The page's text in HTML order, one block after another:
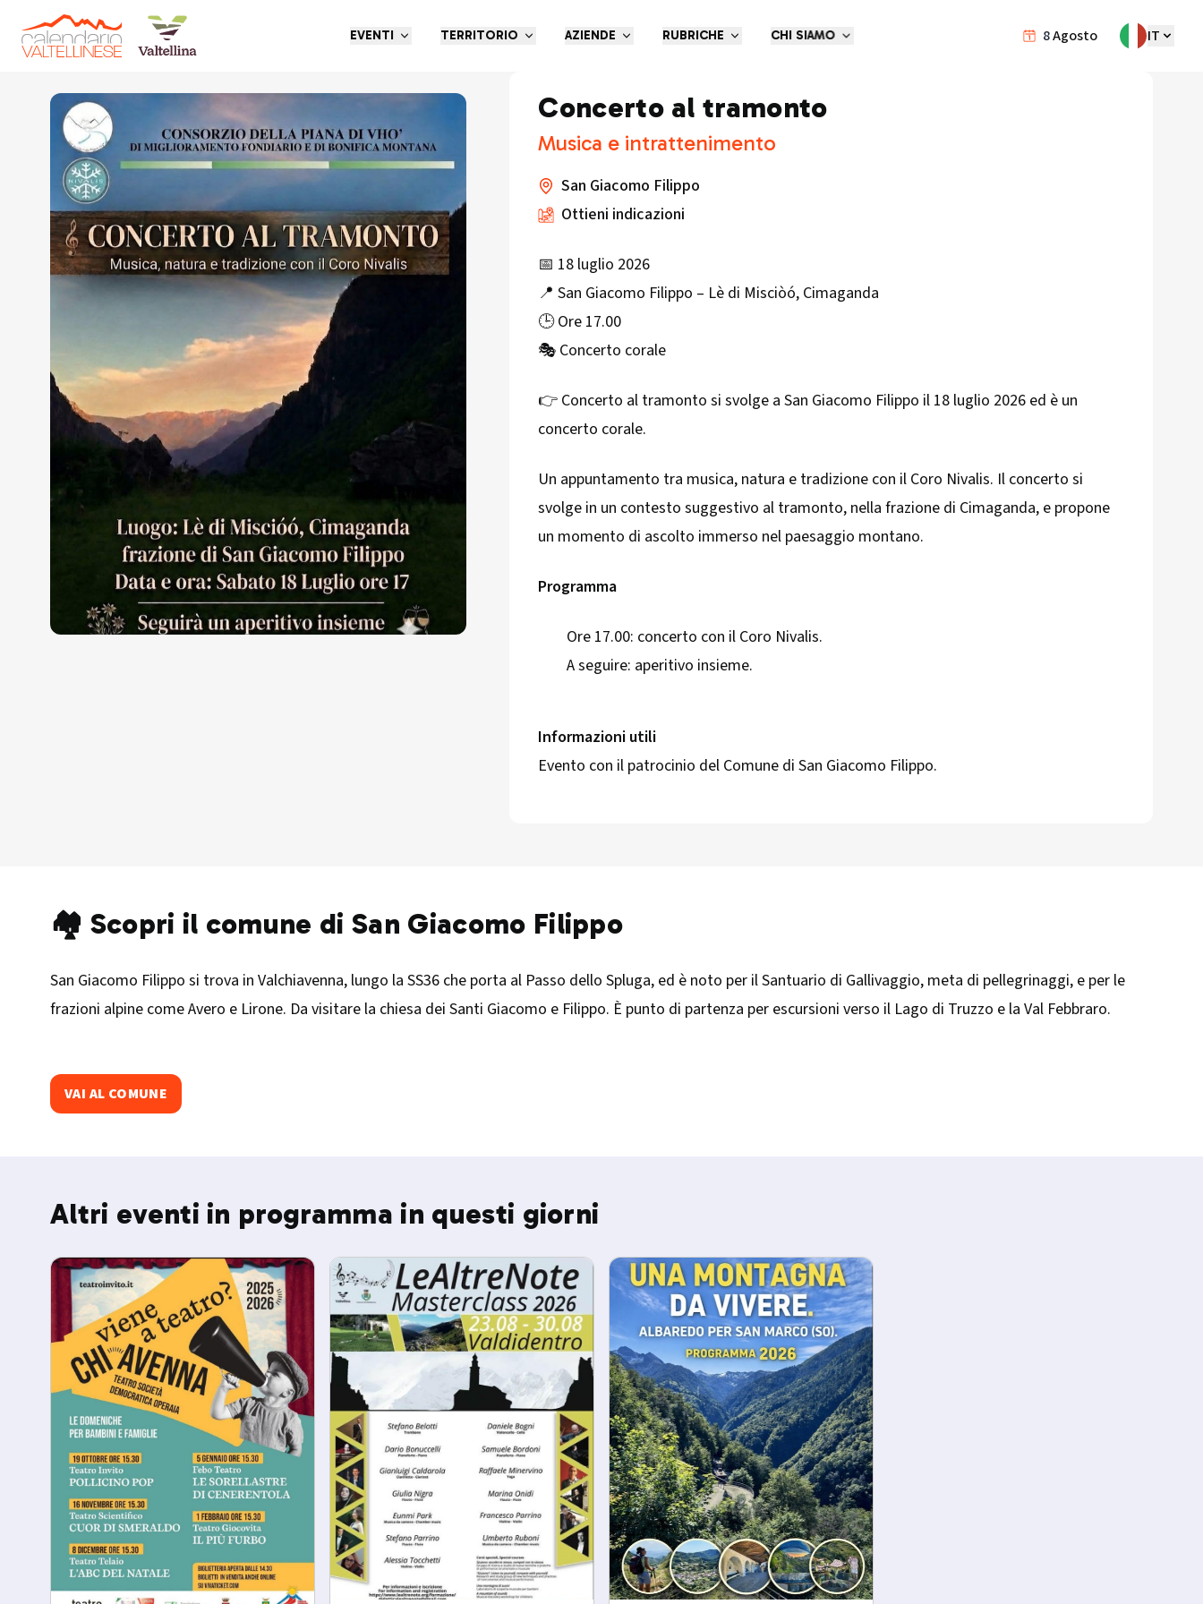
8Agosto IT
EVENTI TERRITORIO AZIENDE RUBRICHE CHI SIAMO
Torna indietro
Concerto al tramonto
Musica e intrattenimento
San Giacomo Filippo
Ottieni indicazioni
📅 18 luglio 2026
📍 San Giacomo Filippo – Lè di Misciòó, Cimaganda
🕒 Ore 17.00
🎭 Concerto corale
👉 Concerto al tramonto si svolge a San Giacomo Filippo il 18 luglio 2026 ed è un
concerto corale.
Un appuntamento tra musica, natura e tradizione con il Coro Nivalis. Il concerto si
svolge in un contesto suggestivo al tramonto, nella frazione di Cimaganda, e propone
un momento di ascolto immerso nel paesaggio montano.
Programma
Ore 17.00: concerto con il Coro Nivalis.
A seguire: aperitivo insieme.
Informazioni utili
Evento con il patrocinio del Comune di San Giacomo Filippo.
🏘️ Scopri il comune di San Giacomo Filippo
San Giacomo Filippo si trova in Valchiavenna, lungo la SS36 che porta al Passo dello Spluga, ed è noto per il Santuario di Gallivaggio, meta di pellegrinaggi, e per le
frazioni alpine come Avero e Lirone. Da visitare la chiesa dei Santi Giacomo e Filippo. È punto di partenza per escursioni verso il Lago di Truzzo e la Val Febbraro.
VAI AL COMUNE
Altri eventi in programma in questi giorni